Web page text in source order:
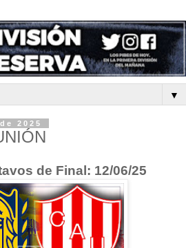
▼
2025
de Final: 12/06/25